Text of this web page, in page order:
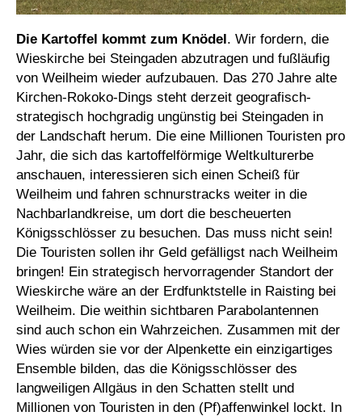
Die Kartoffel kommt zum Knödel. Wir fordern, die
Wieskirche bei Steingaden abzutragen und fußläufig
von Weilheim wieder aufzubauen. Das 270 Jahre alte
Kirchen-Rokoko-Dings steht derzeit geografisch-
strategisch hochgradig ungünstig bei Steingaden in
der Landschaft herum. Die eine Millionen Touristen pro
Jahr, die sich das kartoffelförmige Weltkulturerbe
anschauen, interessieren sich einen Scheiß für
Weilheim und fahren schnurstracks weiter in die
Nachbarlandkreise, um dort die bescheuerten
Königsschlösser zu besuchen. Das muss nicht sein!
Die Touristen sollen ihr Geld gefälligst nach Weilheim
bringen! Ein strategisch hervorragender Standort der
Wieskirche wäre an der Erdfunktstelle in Raisting bei
Weilheim. Die weithin sichtbaren Parabolantennen
sind auch schon ein Wahrzeichen. Zusammen mit der
Wies würden sie vor der Alpenkette ein einzigartiges
Ensemble bilden, das die Königsschlösser des
langweiligen Allgäus in den Schatten stellt und
Millionen von Touristen in den (Pf)affenwinkel lockt. In